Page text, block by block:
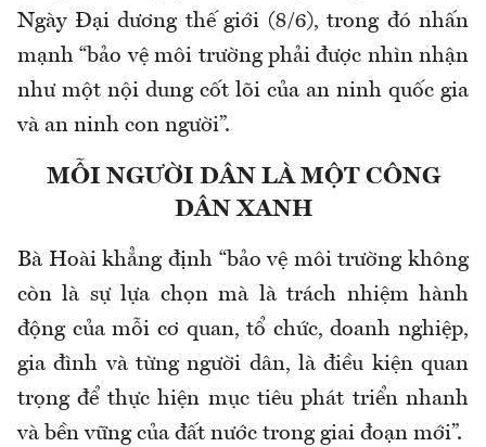
Ngày Đại dương thế giới (8/6), trong đó nhấn
mạnh “bảo vệ môi trường phải được nhìn nhận
như một nội dung cốt lõi của an ninh quốc gia
và an ninh con người”.
MỖI NGƯỜI DÂN LÀ MỘT CÔNG
DÂN XANH
Bà Hoài khẳng định “bảo vệ môi trường không
còn là sự lựa chọn mà là trách nhiệm hành
động của mỗi cơ quan, tổ chức, doanh nghiệp,
gia đình và từng người dân, là điều kiện quan
trọng để thực hiện mục tiêu phát triển nhanh
và bền vững của đất nước trong giai đoạn mới”.